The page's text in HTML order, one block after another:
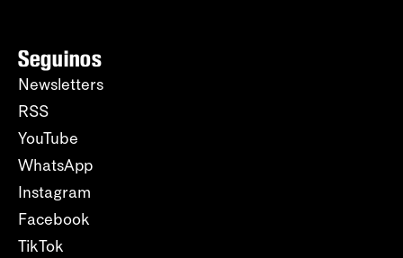
Seguinos
Newsletters
RSS
YouTube
WhatsApp
Instagram
Facebook
TikTok